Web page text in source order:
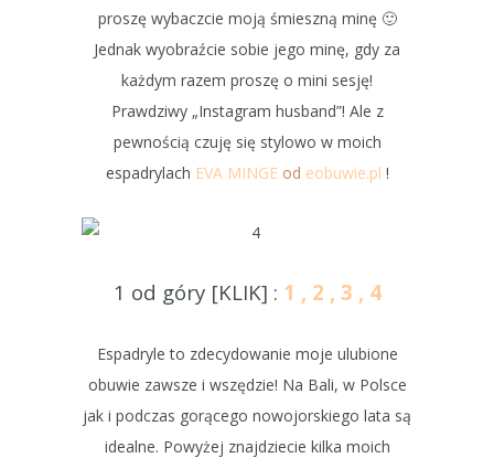
proszę wybaczcie moją śmieszną minę 🙂
Jednak wyobraźcie sobie jego minę, gdy za
każdym razem proszę o mini sesję!
Prawdziwy „Instagram husband”! Ale z
pewnością czuję się stylowo w moich
espadrylach EVA MINGEod eobuwie.pl !
1 od góry [KLIK] : 1 , 2 , 3 , 4
Espadryle to zdecydowanie moje ulubione
obuwie zawsze i wszędzie! Na Bali, w Polsce
jak i podczas gorącego nowojorskiego lata są
idealne. Powyżej znajdziecie kilka moich